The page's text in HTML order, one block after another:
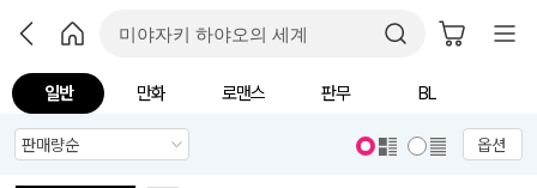
일반 만화 로맨스 판무 BL
옵션